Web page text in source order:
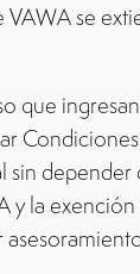
VAWA se
que
sin
y la